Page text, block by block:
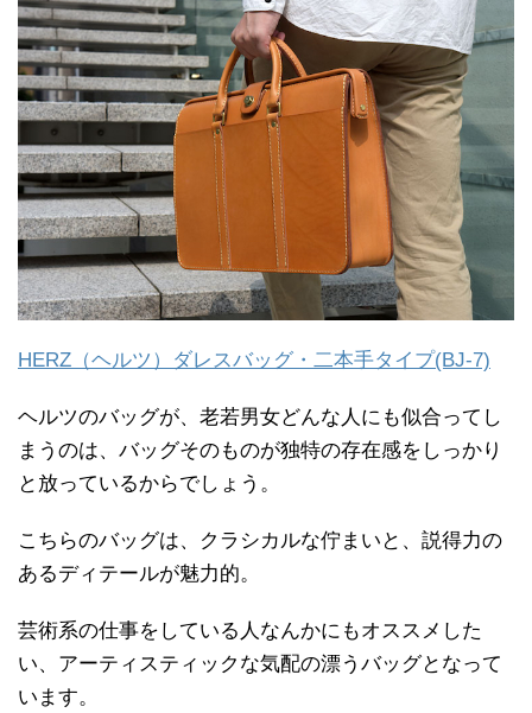
HERZ（ヘルツ）ダレスバッグ・二本手タイプ(BJ-7)
ヘルツのバッグが、老若男女どんな人にも似合ってし
まうのは、バッグそのものが独特の存在感をしっかり
と放っているからでしょう。
こちらのバッグは、クラシカルな佇まいと、説得力の
あるディテールが魅力的。
芸術系の仕事をしている人なんかにもオススメした
い、アーティスティックな気配の漂うバッグとなって
います。